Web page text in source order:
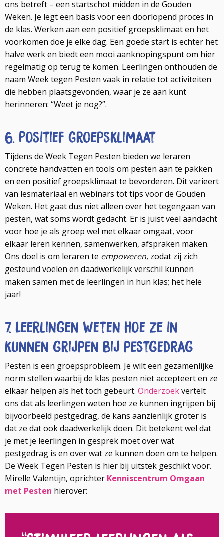
ons betreft – een startschot midden in de Gouden
Weken. Je legt een basis voor een doorlopend proces in
de klas. Werken aan een positief groepsklimaat en het
voorkomen doe je elke dag. Een goede start is echter het
halve werk en biedt een mooi aanknopingspunt om hier
regelmatig op terug te komen. Leerlingen onthouden de
naam Week tegen Pesten vaak in relatie tot activiteiten
die hebben plaatsgevonden, waar je ze aan kunt
herinneren: “Weet je nog?”.
6. Positief Groepsklimaat
Tijdens de Week Tegen Pesten bieden we leraren
concrete handvatten en tools om pesten aan te pakken
en een positief groepsklimaat te bevorderen. Dit varieert
van lesmateriaal en webinars tot tips voor de Gouden
Weken. Het gaat dus niet alleen over het tegengaan van
pesten, wat soms wordt gedacht. Er is juist veel aandacht
voor hoe je als groep wel met elkaar omgaat, voor
elkaar leren kennen, samenwerken, afspraken maken.
Ons doel is om leraren te empoweren, zodat zij zich
gesteund voelen en daadwerkelijk verschil kunnen
maken samen met de leerlingen in hun klas; het hele
jaar!
7. Leerlingen weten hoe ze in
kunnen grijpen bij pestgedrag
Pesten is een groepsprobleem. Je wilt een gezamenlijke
norm stellen waarbij de klas pesten niet accepteert en ze
elkaar helpen als het toch gebeurt. Onderzoekvertelt
ons dat als leerlingen weten hoe ze kunnen ingrijpen bij
bijvoorbeeld pestgedrag, de kans aanzienlijk groter is
dat ze dat ook daadwerkelijk doen. Dit betekent wel dat
je met je leerlingen in gesprek moet over wat
pestgedrag is en over wat ze kunnen doen om te helpen.
De Week Tegen Pesten is hier bij uitstek geschikt voor.
Mirelle Valentijn, oprichter Kenniscentrum Omgaan
met Pesten hierover: